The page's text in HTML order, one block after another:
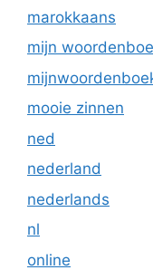
marokkaans
mijn
mooie zinnen
ned
nederland
nederlands
nl
online